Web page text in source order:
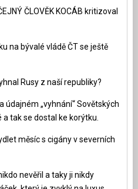
ČLOVĚK KOCÁB kritizoval
na bývalé vládě ČT se ještě
Rusy z naší republiky?
údajném „vyhnání“ Sovětských
tak se dostal ke korýtku.
měsíc s cigány v severních
nevěřil a taky ji nikdy